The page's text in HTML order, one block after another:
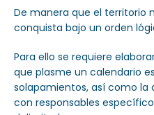
De manera que el territorio
conquista bajo un orden
Para ello se requiere
que plasme un calendario
solapamientos, así como la
con responsables